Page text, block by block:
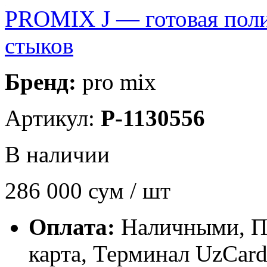
PROMIX J — готовая
стыков
Бренд: pro mix
Артикул: P-1130556
В наличии
286 000 сум / шт
Оплата: Наличными,
карта, Терминал